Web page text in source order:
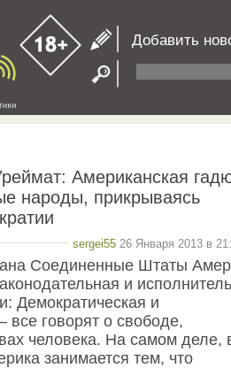
Добавить
Американская
народы, прикрываясь
sergei55 26 Января 2013 в
Соединенные Штаты
и
Демократическая и
все говорят о свободе,
человека. На самом деле,
занимается тем, что